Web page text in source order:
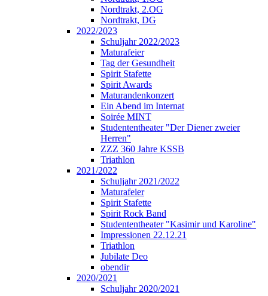
Nordtrakt, 2.OG
Nordtrakt, DG
2022/2023
Schuljahr 2022/2023
Maturafeier
Tag der Gesundheit
Spirit Stafette
Spirit Awards
Maturandenkonzert
Ein Abend im Internat
Soirée MINT
Studententheater "Der Diener zweier
Herren"
ZZZ 360 Jahre KSSB
Triathlon
2021/2022
Schuljahr 2021/2022
Maturafeier
Spirit Stafette
Spirit Rock Band
Studententheater "Kasimir und Karoline"
Impressionen 22.12.21
Triathlon
Jubilate Deo
obendir
2020/2021
Schuljahr 2020/2021